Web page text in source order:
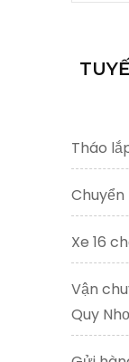
kiếm
Tháo
Xe 16
Vận
Quy